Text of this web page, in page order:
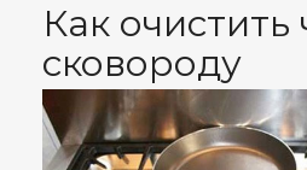
Как очистить
сковороду